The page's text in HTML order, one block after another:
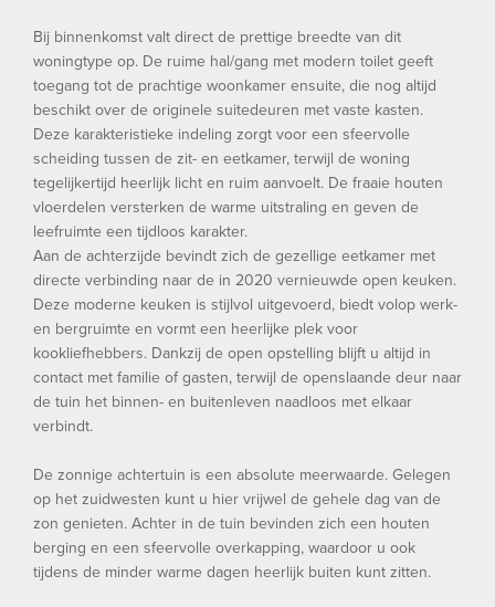
Bij binnenkomst valt direct de prettige breedte van dit
woningtype op. De ruime hal/gang met modern toilet geeft
toegang tot de prachtige woonkamer ensuite, die nog altijd
beschikt over de originele suitedeuren met vaste kasten.
Deze karakteristieke indeling zorgt voor een sfeervolle
scheiding tussen de zit- en eetkamer, terwijl de woning
tegelijkertijd heerlijk licht en ruim aanvoelt. De fraaie houten
vloerdelen versterken de warme uitstraling en geven de
leefruimte een tijdloos karakter.
Aan de achterzijde bevindt zich de gezellige eetkamer met
directe verbinding naar de in 2020 vernieuwde open keuken.
Deze moderne keuken is stijlvol uitgevoerd, biedt volop werk-
en bergruimte en vormt een heerlijke plek voor
kookliefhebbers. Dankzij de open opstelling blijft u altijd in
contact met familie of gasten, terwijl de openslaande deur naar
de tuin het binnen- en buitenleven naadloos met elkaar
verbindt.
De zonnige achtertuin is een absolute meerwaarde. Gelegen
op het zuidwesten kunt u hier vrijwel de gehele dag van de
zon genieten. Achter in de tuin bevinden zich een houten
berging en een sfeervolle overkapping, waardoor u ook
tijdens de minder warme dagen heerlijk buiten kunt zitten.